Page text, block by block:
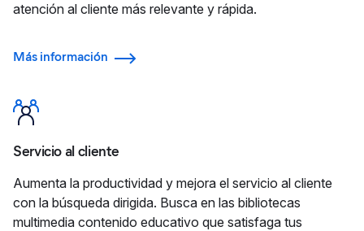
atención al cliente más relevante y rápida.
Más información
Servicio al cliente
Aumenta la productividad y mejora el servicio al cliente
con la búsqueda dirigida. Busca en las bibliotecas
multimedia contenido educativo que satisfaga tus